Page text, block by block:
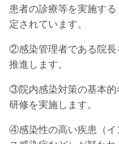
患者の診療等を実施す
定されています。
②感染管理者である院長
推進します。
③院内感染対策の基本的
研修を実施します。
④感染性の高い疾患（イ